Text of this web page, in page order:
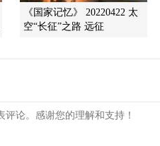
《国家记忆》 20220422 太
空“长征”之路 远征